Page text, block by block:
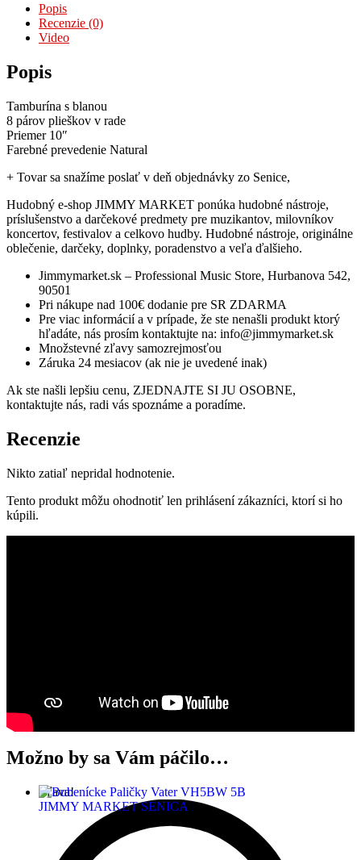
Popis
Recenzie (0)
Video
Popis
Tamburína s blanou
8 párov plieškov v rade
Priemer 10″
Farebné prevedenie Natural
+ Tovar sa snažíme poslať v deň objednávky zo Senice,
Hudobný e-shop JIMMY MARKET ponúka hudobné nástroje,
príslušenstvo a darčekové predmety pre muzikantov, milovníkov
koncertov, festivalov a celkovo hudby. Hudobné nástroje, originálne
oblečenie, darčeky, doplnky, poradenstvo a veľa ďalšieho.
Jimmymarket.sk – Professional Music Store, Hurbanova 542,
90501
Pri nákupe nad 100€ dodanie pre SR ZDARMA
Pre viac informácií a v prípade, že ste nenašli produkt ktorý
hľadáte, nás prosím kontaktujte na: info@jimmymarket.sk
Množstevné zľavy samozrejmosťou
Záruka 24 mesiacov (ak nie je uvedené inak)
Ak ste našli lepšiu cenu, ZJEDNAJTE SI JU OSOBNE,
kontaktujte nás, radi vás spoznáme a poradíme.
Recenzie
Nikto zatiaľ nepridal hodnotenie.
Tento produkt môžu ohodnotiť len prihlásení zákazníci, ktorí si ho
kúpili.
Možno by sa Vám páčilo…
Zľava!